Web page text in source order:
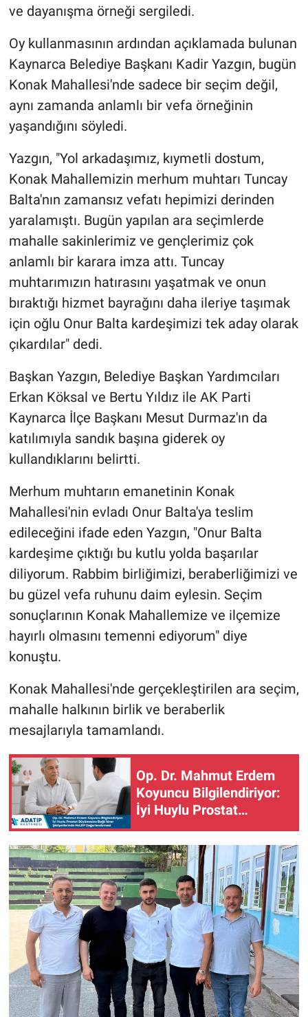
ve dayanışma örneği sergiledi.
Oy kullanmasının ardından açıklamada bulunan
Kaynarca Belediye Başkanı Kadir Yazgın, bugün
Konak Mahallesi'nde sadece bir seçim değil,
aynı zamanda anlamlı bir vefa örneğinin
yaşandığını söyledi.
Yazgın, "Yol arkadaşımız, kıymetli dostum,
Konak Mahallemizin merhum muhtarı Tuncay
Balta'nın zamansız vefatı hepimizi derinden
yaralamıştı. Bugün yapılan ara seçimlerde
mahalle sakinlerimiz ve gençlerimiz çok
anlamlı bir karara imza attı. Tuncay
muhtarımızın hatırasını yaşatmak ve onun
bıraktığı hizmet bayrağını daha ileriye taşımak
için oğlu Onur Balta kardeşimizi tek aday olarak
çıkardılar" dedi.
Başkan Yazgın, Belediye Başkan Yardımcıları
Erkan Köksal ve Bertu Yıldız ile AK Parti
Kaynarca İlçe Başkanı Mesut Durmaz'ın da
katılımıyla sandık başına giderek oy
kullandıklarını belirtti.
Merhum muhtarın emanetinin Konak
Mahallesi'nin evladı Onur Balta'ya teslim
edileceğini ifade eden Yazgın, "Onur Balta
kardeşime çıktığı bu kutlu yolda başarılar
diliyorum. Rabbim birliğimizi, beraberliğimizi ve
bu güzel vefa ruhunu daim eylesin. Seçim
sonuçlarının Konak Mahallemize ve ilçemize
hayırlı olmasını temenni ediyorum" diye
konuştu.
Konak Mahallesi'nde gerçekleştirilen ara seçim,
mahalle halkının birlik ve beraberlik
mesajlarıyla tamamlandı.
Op. Dr. Mahmut Erdem
Koyuncu Bilgilendiriyor:
İyi Huylu Prostat
Büyümesine Bağlı İdrar
Şikâyetlerinde HoLEP
eğerlendirmesi